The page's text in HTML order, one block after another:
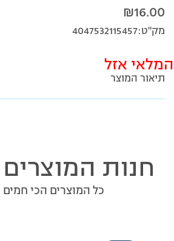
₪16.00
מק"ט:4047532115457
המלאי אזל
תיאור המוצר
חנות
כל המוצרים הכי